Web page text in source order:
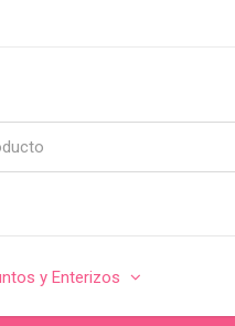
y Enterizos